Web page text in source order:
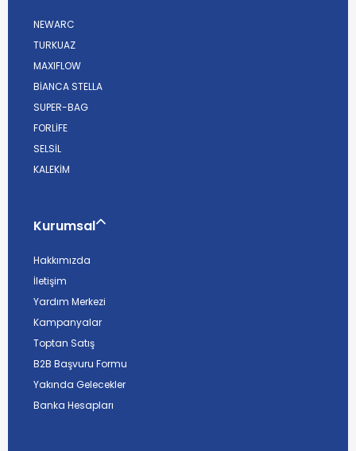
NEWARC
TURKUAZ
MAXIFLOW
BİANCA STELLA
SUPER-BAG
FORLİFE
SELSİL
KALEKİM
Kurumsal
Hakkımızda
İletişim
Yardım Merkezi
Kampanyalar
Toptan Satış
B2B Başvuru Formu
Yakında Gelecekler
Banka Hesapları